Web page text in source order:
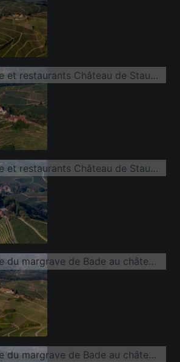
Domaine viticole et restaurants Château de Staufenberg
Domaine viticole et restaurants Château de Staufenberg
Domaine viticole du margrave de Bade au château de Staufenberg
Domaine viticole du margrave de Bade au château de Staufenberg